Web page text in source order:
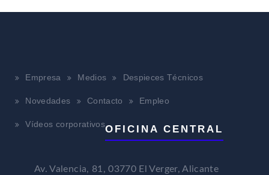
Empresa Medios Despieces Técnicos
Novedades Contacto Empleo
Vídeos corporativosOFICINA CENTRAL
Av. Valencia, 81, 03770 El Verger, Alicante